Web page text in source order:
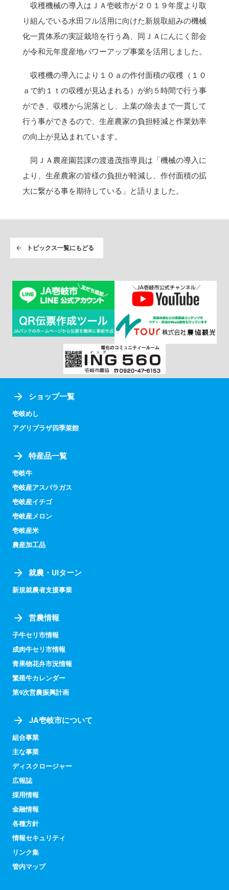
収穫機械の導入はＪＡ壱岐市が２０１９年度より取
り組んでいる水田フル活用に向けた新規取組みの機械
化一貫体系の実証栽培を行う為、同ＪＡにんにく部会
が令和元年度産地パワーアップ事業を活用しました。
収穫機の導入により１０ａの作付面積の収穫（１０
ａで約１ｔの収穫が見込まれる）が約５時間で行う事
ができ、収穫から泥落とし、上葉の除去まで一貫して
行う事ができるので、生産農家の負担軽減と作業効率
の向上が見込まれています。
同ＪＡ農産園芸課の渡邉茂指導員は「機械の導入に
より、生産農家の皆様の負担が軽減し、作付面積の拡
大に繋がる事を期待している」と語りました。
トピックス一覧にもどる
ショップ一覧
壱岐めし
アグリプラザ四季菜館
特産品一覧
壱岐牛
壱岐産アスパラガス
壱岐産イチゴ
壱岐産メロン
壱岐産米
農産加工品
就農・UIターン
新規就農者支援事業
営農情報
子牛セリ市情報
成肉牛セリ市情報
青果物花弁市況情報
繁殖牛カレンダー
第9次営農振興計画
JA壱岐市について
組合事業
主な事業
ディスクロージャー
広報誌
採用情報
金融情報
各種方針
情報セキュリティ
リンク集
管内マップ